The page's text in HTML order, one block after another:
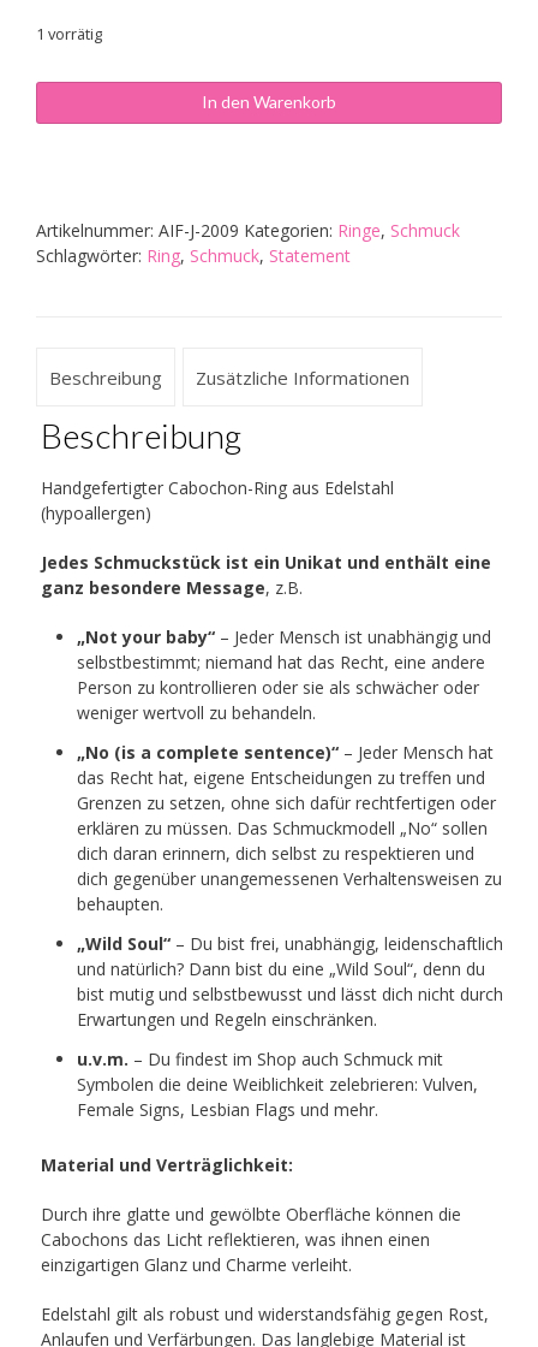
1 vorrätig
Ring
In den Warenkorb
Artikelnummer: AIF-J-2009 Kategorien: Ringe, Schmuck
Schlagwörter: Ring, Schmuck, Statement
Beschreibung Zusätzliche Informationen
Beschreibung
Handgefertigter Cabochon-Ring aus Edelstahl
(hypoallergen)
Jedes Schmuckstück ist ein Unikat und enthält eine
ganz besondere Message, z.B.
„Not your baby“– Jeder Mensch ist unabhängig und
selbstbestimmt; niemand hat das Recht, eine andere
Person zu kontrollieren oder sie als schwächer oder
weniger wertvoll zu behandeln.
„No (is a complete sentence)“– Jeder Mensch hat
das Recht hat, eigene Entscheidungen zu treffen und
Grenzen zu setzen, ohne sich dafür rechtfertigen oder
erklären zu müssen. Das Schmuckmodell „No“ sollen
dich daran erinnern, dich selbst zu respektieren und
dich gegenüber unangemessenen Verhaltensweisen zu
behaupten.
„Wild Soul“– Du bist frei, unabhängig, leidenschaftlich
und natürlich? Dann bist du eine „Wild Soul“, denn du
bist mutig und selbstbewusst und lässt dich nicht durch
Erwartungen und Regeln einschränken.
u.v.m. – Du findest im Shop auch Schmuck mit
Symbolen die deine Weiblichkeit zelebrieren: Vulven,
Female Signs, Lesbian Flags und mehr.
Material und Verträglichkeit:
Durch ihre glatte und gewölbte Oberfläche können die
Cabochons das Licht reflektieren, was ihnen einen
einzigartigen Glanz und Charme verleiht.
Edelstahl gilt als robust und widerstandsfähig gegen Rost,
Anlaufen und Verfärbungen. Das langlebige Material ist